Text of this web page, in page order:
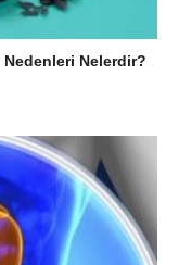
Nedenleri Nelerdir?